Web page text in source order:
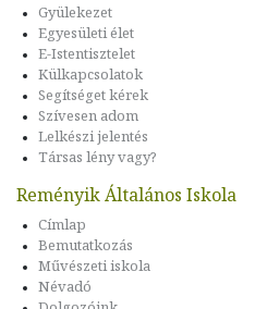
Gyülekezet
Egyesületi élet
E-Istentisztelet
Külkapcsolatok
Segítséget kérek
Szívesen adom
Lelkészi jelentés
Társas lény vagy?
Reményik Általános Iskola
Címlap
Bemutatkozás
Művészeti iskola
Névadó